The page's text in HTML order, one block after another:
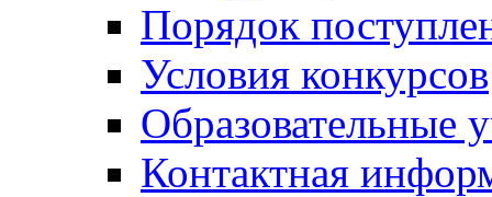
Порядок
Условия конкурсов
Образовательные
Контактная